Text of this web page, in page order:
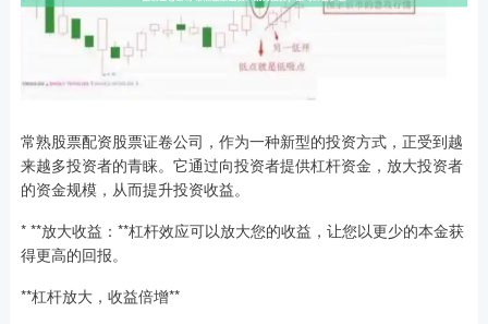
常熟股票配资股票证卷公司，作为一种新型的投资方式，正受到越
来越多投资者的青睐。它通过向投资者提供杠杆资金，放大投资者
的资金规模，从而提升投资收益。
* **放大收益：**杠杆效应可以放大您的收益，让您以更少的本金获
得更高的回报。
**杠杆放大，收益倍增**